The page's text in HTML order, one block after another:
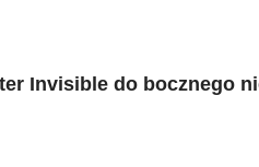
Invisible do bocznego